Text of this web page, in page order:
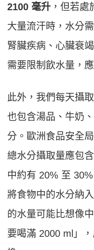
2100 毫升 ，但若
大量流汗時，水分
腎臟疾病、心臟衰
需要限制飲水量，
此外，我們每天攝
也包含湯品、牛奶
分。歐洲食品安全
總水分攝取量應包
中約有 20% 至
將食物中的水分納
的水量可能比想像
要喝滿 2000 ml」